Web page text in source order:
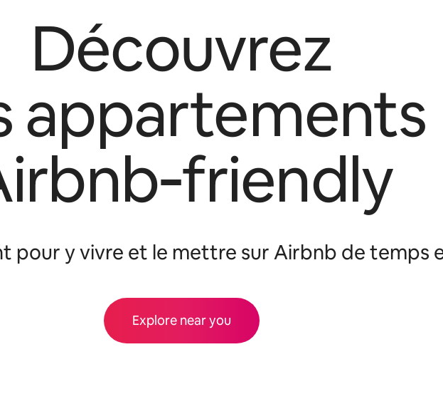
Découvrez
appartements
pour y vivre et le mettre sur Airbnb de temps
Explore near you